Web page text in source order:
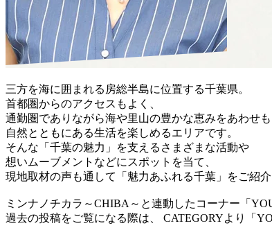
三方を海に囲まれる房総半島に位置する千葉県。
首都圏からのアクセスもよく、
通勤圏でありながら海や里山の豊かな恵みをあわせも
自然とともにある生活を楽しめるエリアです。
そんな「千葉の魅力」を支えるさまざまな活動や
想いムーブメントなどにスポットを当て、
現地取材の声も通して「魅力あふれる千葉」をご紹介
ミンナノチカラ～CHIBA～と連動したコーナー「
過去の投稿をご覧になる際は、 CATEGORYより「